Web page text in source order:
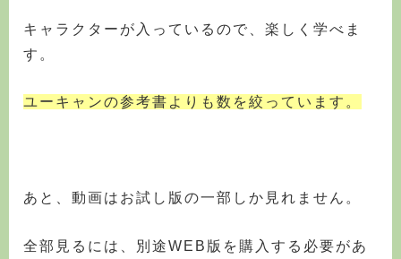
キャラクターが入っているので、楽しく学べま
す。
ユーキャンの参考書よりも数を絞っています。
あと、動画はお試し版の一部しか見れません。
全部見るには、別途WEB版を購入する必要があ